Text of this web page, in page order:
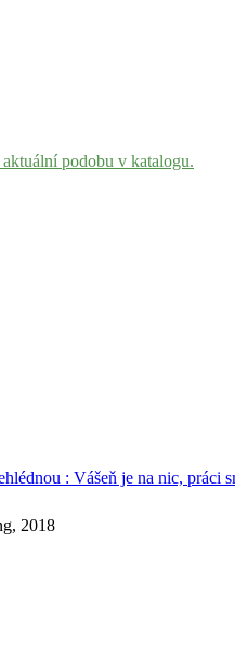
podobu v katalogu.
: Vášeň je na nic, práci
2018